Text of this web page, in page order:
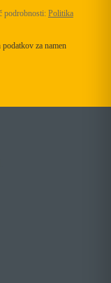
podrobnosti: Politika
za namen